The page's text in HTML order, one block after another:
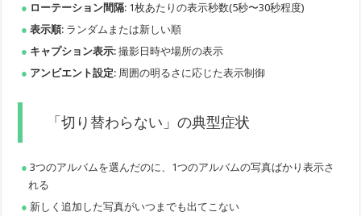
ローテーション間隔: 1枚あたりの表示秒数(5秒〜30秒程度)
表示順: ランダムまたは新しい順
キャプション表示: 撮影日時や場所の表示
アンビエント設定: 周囲の明るさに応じた表示制御
「切り替わらない」の典型症状
3つのアルバムを選んだのに、1つのアルバムの写真ばかり表示さ
れる
新しく追加した写真がいつまでも出てこない